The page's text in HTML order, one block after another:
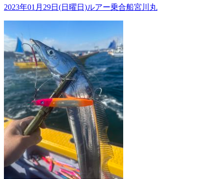
2023年01月29日(日曜日)ルアー乗合船宮川丸